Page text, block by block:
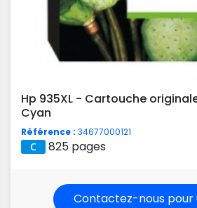
Hp 935XL - Cartouche
Cyan
Référence : 34677000121
825 pages
Contactez-nous pour